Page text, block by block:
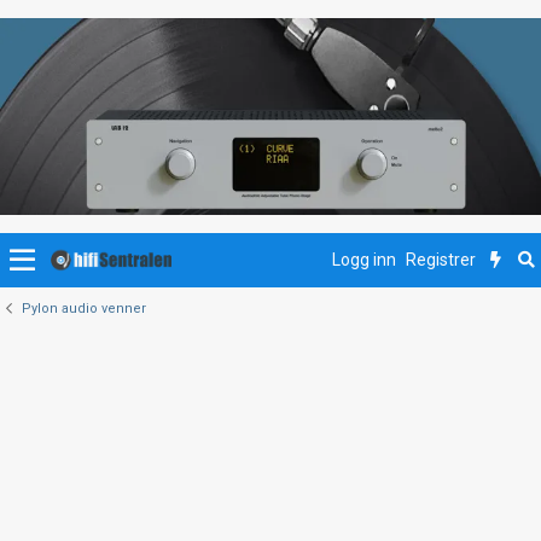
Logg inn Registrer
Pylon audio venner